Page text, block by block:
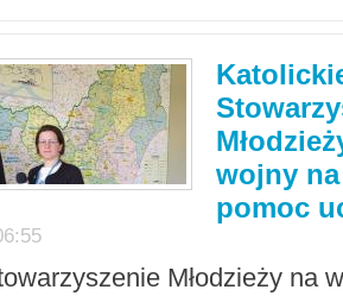
wojny
pomoc
Młodzieży na